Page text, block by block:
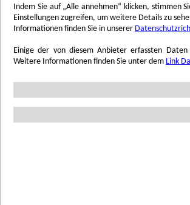
Indem Sie auf „Alle annehmen“ klicken, stimmen
Einstellungen zugreifen, um weitere Details zu
Informationen finden Sie in unserer
Einige der von diesem Anbieter erfassten
Weitere Informationen finden Sie unter dem Link
Português
Italiano
Nederlands
Toggle Nav
Menu
Inspiration
Authentic Travertine